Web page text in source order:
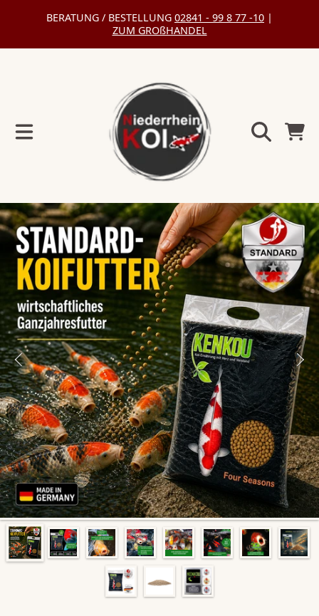
DIREKT
INHALT
BERATUNG / BESTELLUNG 02841 - 99 8 77 -10 |
ZUM GROßHANDEL
DIREKT
ZU
DEN
PRODUKTINFORMATIONEN